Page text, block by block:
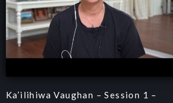
Ka’ilihiwa Vaughan – Session 1 –